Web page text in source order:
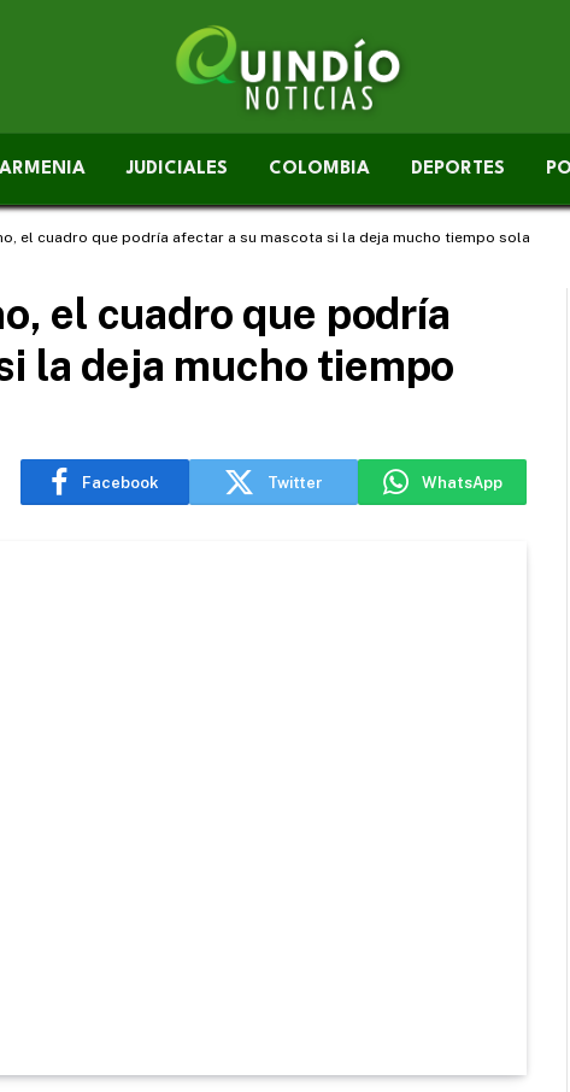
ARMENIA JUDICIALES COLOMBIA DEPORTES
el cuadro que podría afectar a su mascota si la deja mucho tiempo sola
el cuadro que podría
la deja mucho tiempo
Facebook Twitter WhatsApp